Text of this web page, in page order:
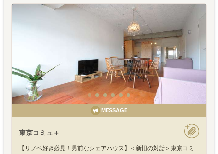
ペースではありますが
MESSAGE
東京コミュ＋
【リノベ好き必見！男前なシェアハウス】＜新旧の対話＞東京コミ